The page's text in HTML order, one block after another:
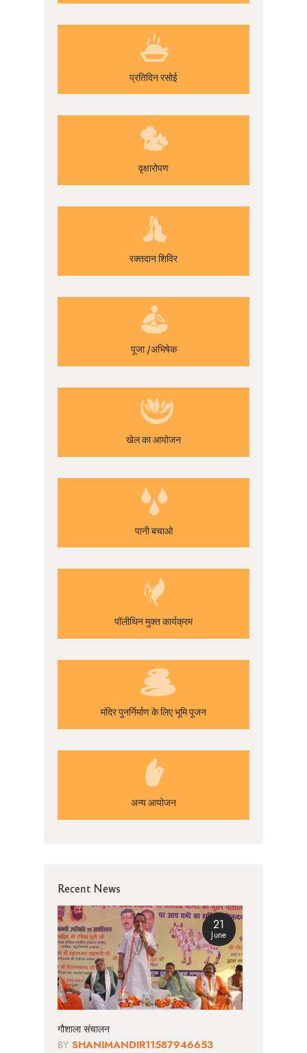
प्रतिदिन रसोई
वृक्षारोपण
रक्तदान शिविर
पूजा /अभिषेक
खेल का आयोजन
पानी बचाओ
पॉलीथिन मुक्त कार्यक्रम
मंदिर पुनर्निर्माण के लिए भूमि पूजन
अन्य आयोजन
Recent News
21
June
गौशाला संचालन
BY SHANIMANDIR11587946653